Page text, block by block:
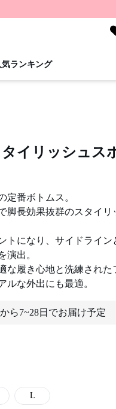
気ランキング
イリッシュス
定番ボトムス。
脚長効果抜群のスタイリ
トになり、サイドライン
演出。
な履き心地と洗練された
ルな外出にも最適。
ら7~28日でお届け予定
L